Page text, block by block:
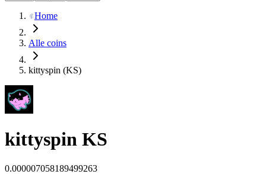
Home
Alle coins
kittyspin (KS)
kittyspin KS
0.000007058189499263